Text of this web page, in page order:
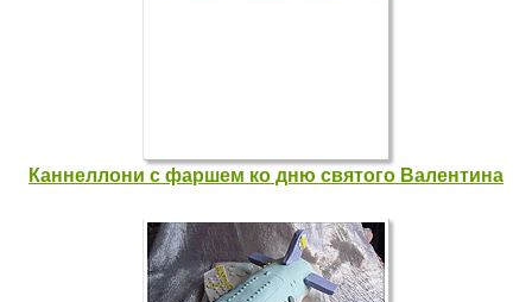
Каннеллони с фаршем ко дню святого Валентина